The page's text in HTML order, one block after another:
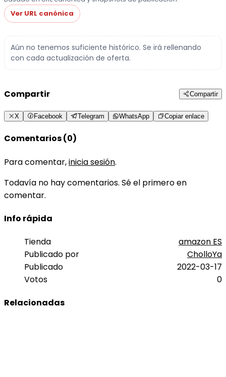
Ver URL canónica
Aún no tenemos suficiente histórico. Se irá rellenando
con cada actualización de oferta.
Compartir Compartir
X Facebook Telegram WhatsApp Copiar enlace
Comentarios (0)
Para comentar,inicia sesión.
Todavía no hay comentarios. Sé el primero en
comentar.
Info rápida
Tienda
amazon ES
Publicado por
CholloYa
Publicado
2022-03-17
Votos
0
Relacionadas